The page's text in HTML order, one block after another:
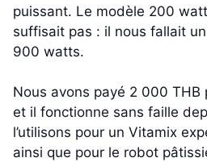
puissant. Le modèle 200
suffisait pas : il nous fallait
900 watts.
Nous avons payé 2 000 THB
et il fonctionne sans faille
l’utilisons pour un Vitamix
ainsi que pour le robot